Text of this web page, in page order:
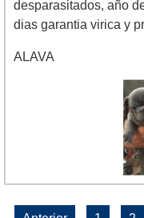
desparasitados, año
dias garantia virica y
ALAVA